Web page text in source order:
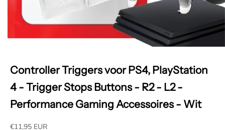
Controller Triggers voor PS4, PlayStation
4 - Trigger Stops Buttons - R2 - L2 -
Performance Gaming Accessoires - Wit
Aanbiedingsprijs
€11,95 EUR